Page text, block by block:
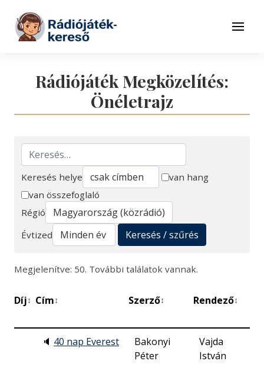
Tovább a tartalomhoz
Menü
Rádiójáték Megközelítés:
Önéletrajz
Keresés
Keresés helye
van hang
van összefoglaló
Régió
Évtized
Keresés / szűrés
Megjelenítve: 50. További találatok vannak.
Díj↕ Cím↕ Szerző↕ Rendező↕
🔈 40 nap Everest
Bakonyi
Péter
Vajda
István